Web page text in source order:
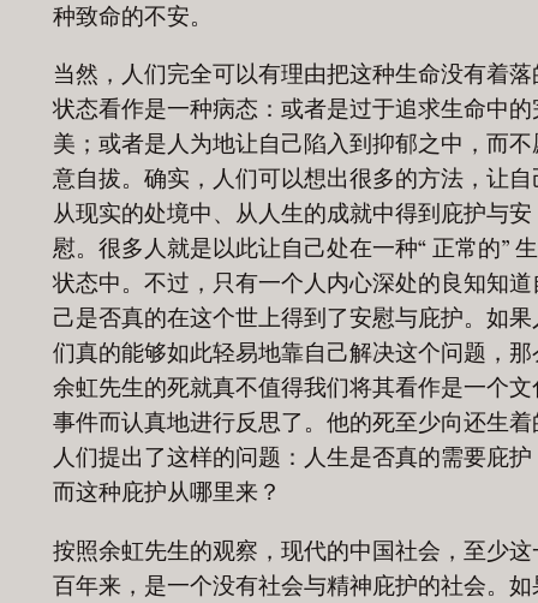
种致命的不安。
当然，人们完全可以有理由把这种生命没有着落
状态看作是一种病态：或者是过于追求生命中的
美；或者是人为地让自己陷入到抑郁之中，而不
意自拔。确实，人们可以想出很多的方法，让自
从现实的处境中、从人生的成就中得到庇护与安
慰。很多人就是以此让自己处在一种“ 正常的”
状态中。不过，只有一个人内心深处的良知知道
己是否真的在这个世上得到了安慰与庇护。如果
们真的能够如此轻易地靠自己解决这个问题，那
余虹先生的死就真不值得我们将其看作是一个文
事件而认真地进行反思了。他的死至少向还生着
人们提出了这样的问题：人生是否真的需要庇护
而这种庇护从哪里来？
按照余虹先生的观察，现代的中国社会，至少这
百年来，是一个没有社会与精神庇护的社会。如